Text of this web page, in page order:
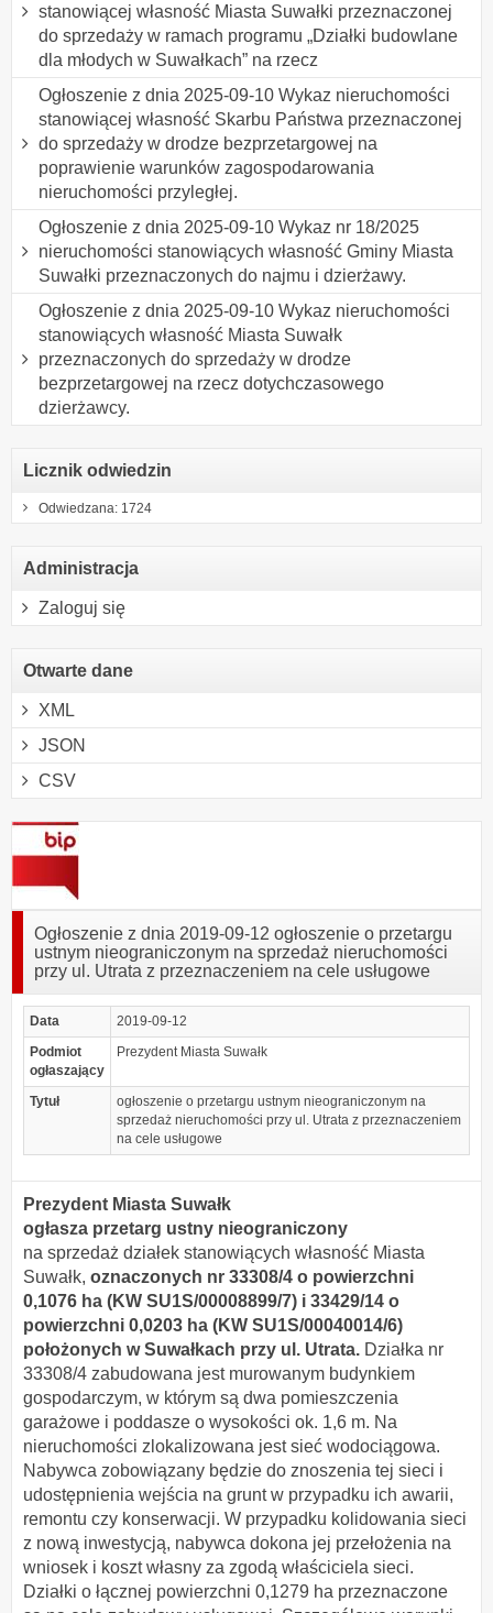
stanowiącej własność Miasta Suwałki przeznaczonej
do sprzedaży w ramach programu „Działki budowlane
dla młodych w Suwałkach” na rzecz
Ogłoszenie z dnia 2025-09-10 Wykaz nieruchomości
stanowiącej własność Skarbu Państwa przeznaczonej
do sprzedaży w drodze bezprzetargowej na
poprawienie warunków zagospodarowania
nieruchomości przyległej.
Ogłoszenie z dnia 2025-09-10 Wykaz nr 18/2025
nieruchomości stanowiących własność Gminy Miasta
Suwałki przeznaczonych do najmu i dzierżawy.
Ogłoszenie z dnia 2025-09-10 Wykaz nieruchomości
stanowiących własność Miasta Suwałk
przeznaczonych do sprzedaży w drodze
bezprzetargowej na rzecz dotychczasowego
dzierżawcy.
Licznik odwiedzin
Odwiedzana: 1724
Administracja
Zaloguj się
Otwarte dane
XML
JSON
CSV
Ogłoszenie z dnia 2019-09-12 ogłoszenie o przetargu
ustnym nieograniczonym na sprzedaż nieruchomości
przy ul. Utrata z przeznaczeniem na cele usługowe
Data
2019-09-12
Podmiot
ogłaszający
Prezydent Miasta Suwałk
Tytuł
ogłoszenie o przetargu ustnym nieograniczonym na
sprzedaż nieruchomości przy ul. Utrata z przeznaczeniem
na cele usługowe
Prezydent Miasta Suwałk
ogłasza przetarg ustny nieograniczony
na sprzedaż działek stanowiących własność Miasta
Suwałk, oznaczonych nr 33308/4 o powierzchni
0,1076 ha (KW SU1S/00008899/7) i 33429/14 o
powierzchni 0,0203 ha (KW SU1S/00040014/6)
położonych w Suwałkach przy ul. Utrata. Działka nr
33308/4 zabudowana jest murowanym budynkiem
gospodarczym, w którym są dwa pomieszczenia
garażowe i poddasze o wysokości ok. 1,6 m. Na
nieruchomości zlokalizowana jest sieć wodociągowa.
Nabywca zobowiązany będzie do znoszenia tej sieci i
udostępnienia wejścia na grunt w przypadku ich awarii,
remontu czy konserwacji. W przypadku kolidowania sieci
z nową inwestycją, nabywca dokona jej przełożenia na
wniosek i koszt własny za zgodą właściciela sieci.
Działki o łącznej powierzchni 0,1279 ha przeznaczone